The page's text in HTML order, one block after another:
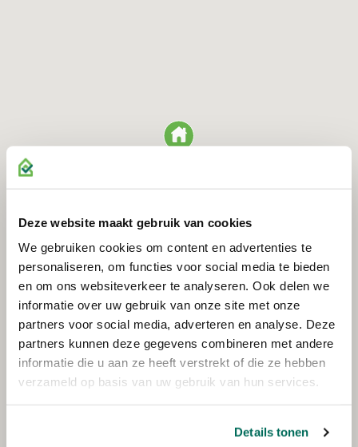
Deze website maakt gebruik van cookies
We gebruiken cookies om content en advertenties te
personaliseren, om functies voor social media te bieden
en om ons websiteverkeer te analyseren. Ook delen we
informatie over uw gebruik van onze site met onze
partners voor social media, adverteren en analyse. Deze
partners kunnen deze gegevens combineren met andere
informatie die u aan ze heeft verstrekt of die ze hebben
verzameld op basis van uw gebruik van hun services.
Details tonen
Beschikbaarheid
Heeft u interesse of wilt u direct een optie nemen op een van de
units? Neem dan contact met ons op per e-mail of telefoon, zodat
wij u direct kunnen voorzien van alle documenten.
Disclaimer
Ondanks de zorgvuldige samenstelling van deze tekst kunnen de
makelaar en ontwikkelaar niet aansprakelijk worden gesteld voor
eventuele fouten of onvolkomenheden. De gebruikte afbeeldingen
zijn artist impressions en kunnen afwijken van de werkelijkheid.